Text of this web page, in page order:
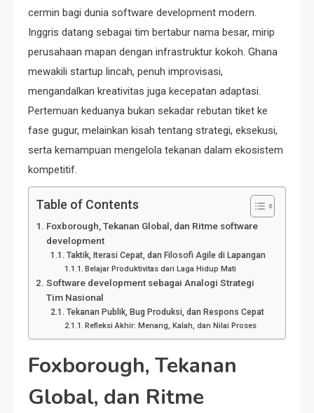
cermin bagi dunia software development modern.
Inggris datang sebagai tim bertabur nama besar, mirip
perusahaan mapan dengan infrastruktur kokoh. Ghana
mewakili startup lincah, penuh improvisasi,
mengandalkan kreativitas juga kecepatan adaptasi.
Pertemuan keduanya bukan sekadar rebutan tiket ke
fase gugur, melainkan kisah tentang strategi, eksekusi,
serta kemampuan mengelola tekanan dalam ekosistem
kompetitif.
Table of Contents
Foxborough, Tekanan Global, dan Ritme software
development
Taktik, Iterasi Cepat, dan Filosofi Agile di Lapangan
Belajar Produktivitas dari Laga Hidup Mati
Software development sebagai Analogi Strategi
Tim Nasional
Tekanan Publik, Bug Produksi, dan Respons Cepat
Refleksi Akhir: Menang, Kalah, dan Nilai Proses
Foxborough, Tekanan
Global, dan Ritme